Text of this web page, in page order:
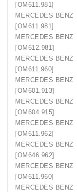
MERCEDES
MERCEDES
MERCEDES
MERCEDES